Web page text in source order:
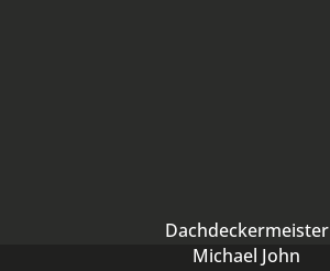
Dachdeckermeister
Michael John